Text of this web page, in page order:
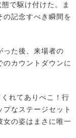
で駆け付けた。ま
の記念すべき瞬間を
た後、来場者の
のカウントダウンに
れてありぺこ！行
なステージセット
女の姿はまさに唯一